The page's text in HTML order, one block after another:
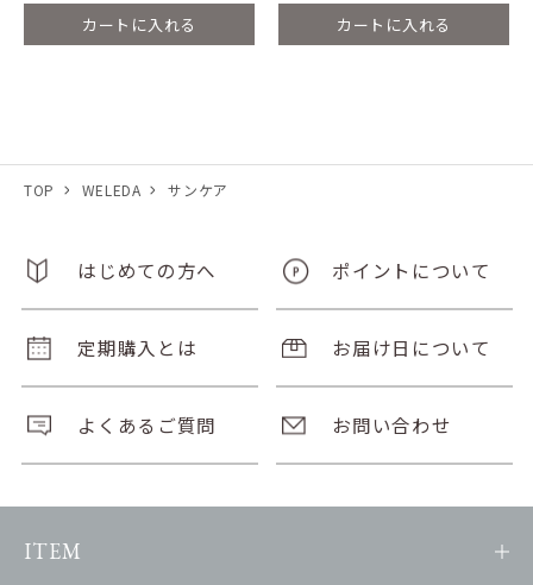
カートに入れる カートに入れる
TOP WELEDA サンケア
はじめての方へ ポイントについて
定期購入とは お届け日について
よくあるご質問 お問い合わせ
ITEM